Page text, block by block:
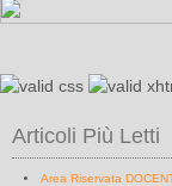
Articoli Più Letti
Area Riservata